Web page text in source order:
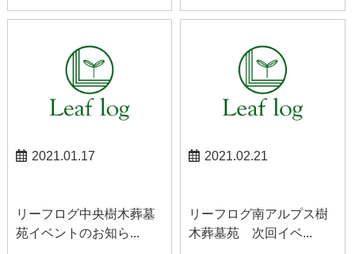
2021.01.17
リーフログ中央樹木葬墓
苑イベントのお知ら...
2021.02.21
リーフログ南アルプス樹
木葬墓苑 次回イベ...